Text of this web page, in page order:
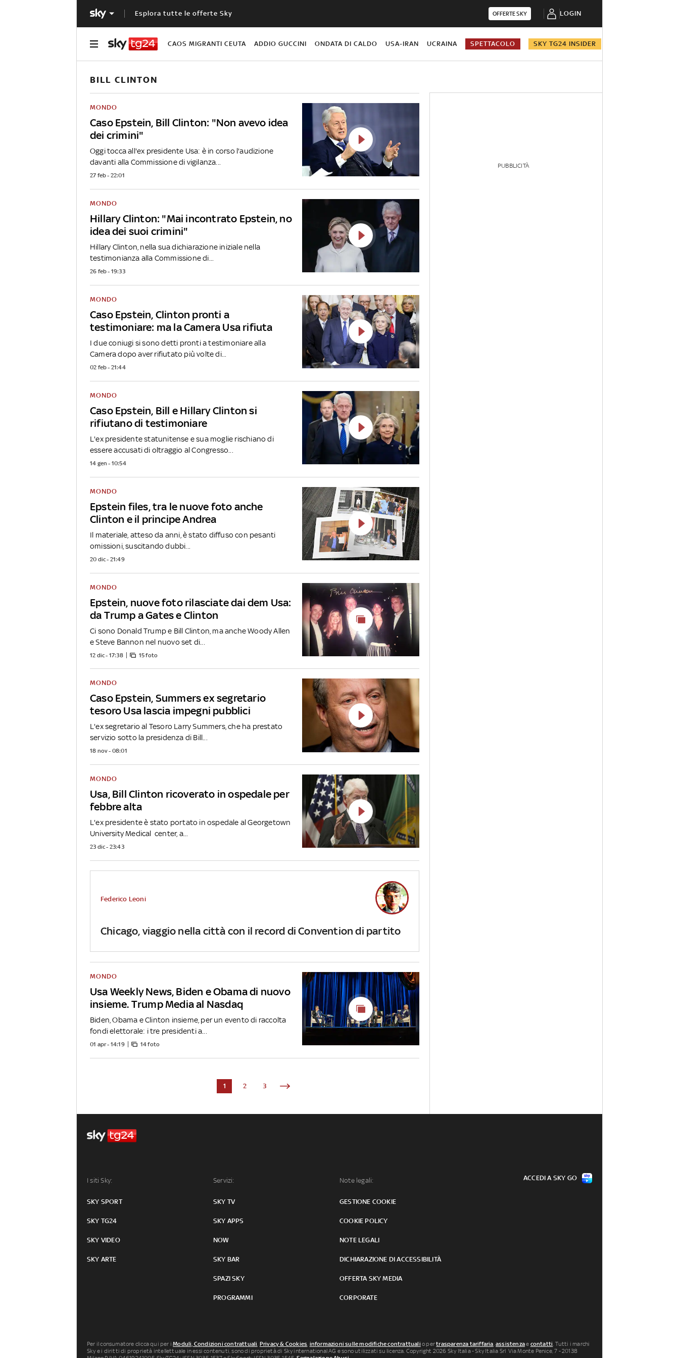
Esplora tutte le offerte Sky OFFERTE SKY LOGIN
CAOS MIGRANTI CEUTA ADDIO GUCCINI ONDATA DI CALDO USA-IRAN UCRAINA SPETTACOLO SKY TG24 INSIDER
BILL CLINTON
Caso Epstein, Bill Clinton: "Non avevo idea
dei crimini"
MONDO
Oggi tocca all'ex presidente Usa: è in corso l'audizione
davanti alla Commissione di vigilanza...
27 feb - 22:01
Hillary Clinton: "Mai incontrato Epstein, no
idea dei suoi crimini"
MONDO
Hillary Clinton, nella sua dichiarazione iniziale nella
testimonianza alla Commissione di...
26 feb - 19:33
Caso Epstein, Clinton pronti a
testimoniare: ma la Camera Usa rifiuta
MONDO
I due coniugi si sono detti pronti a testimoniare alla
Camera dopo aver rifiutato più volte di...
02 feb - 21:44
Caso Epstein, Bill e Hillary Clinton si
rifiutano di testimoniare
MONDO
L'ex presidente statunitense e sua moglie rischiano di
essere accusati di oltraggio al Congresso...
14 gen - 10:54
Epstein files, tra le nuove foto anche
Clinton e il principe Andrea
MONDO
Il materiale, atteso da anni, è stato diffuso con pesanti
omissioni, suscitando dubbi...
20 dic - 21:49
Epstein, nuove foto rilasciate dai dem Usa:
da Trump a Gates e Clinton
MONDO
Ci sono Donald Trump e Bill Clinton, ma anche Woody Allen
e Steve Bannon nel nuovo set di...
12 dic - 17:38 15 foto
Caso Epstein, Summers ex segretario
tesoro Usa lascia impegni pubblici
MONDO
L'ex segretario al Tesoro Larry Summers, che ha prestato
servizio sotto la presidenza di Bill...
18 nov - 08:01
Usa, Bill Clinton ricoverato in ospedale per
febbre alta
MONDO
L'ex presidente è stato portato in ospedale al Georgetown
University Medical center, a...
23 dic - 23:43
Chicago, viaggio nella città con il record di Convention di partito
Federico Leoni
Usa Weekly News, Biden e Obama di nuovo
insieme. Trump Media al Nasdaq
MONDO
Biden, Obama e Clinton insieme, per un evento di raccolta
fondi elettorale: i tre presidenti a...
01 apr - 14:19 14 foto
1 2 3
PUBBLICITÀ
I siti Sky:
SKY SPORT
SKY TG24
SKY VIDEO
SKY ARTE
Servizi:
SKY TV
SKY APPS
NOW
SKY BAR
SPAZI SKY
PROGRAMMI
Note legali:
GESTIONE COOKIE
COOKIE POLICY
NOTE LEGALI
DICHIARAZIONE DI ACCESSIBILITÀ
OFFERTA SKY MEDIA
CORPORATE
ACCEDI A SKY GO
Per il consumatore clicca qui per iModuli, Condizioni contrattuali, Privacy & Cookies, informazioni sulle modifiche contrattuali o pertrasparenza tariffaria,assistenzae contatti. Tutti i marchi
Sky e i diritti di proprietà intellettuale in essi contenuti, sono di proprietà di Sky international AG e sono utilizzati su licenza. Copyright 2026 Sky Italia - Sky Italia Srl Via Monte Penice, 7 - 20138